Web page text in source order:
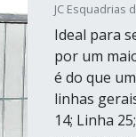
JC Esquadrias
Ideal para
por um
é do que
linhas
14; Linha